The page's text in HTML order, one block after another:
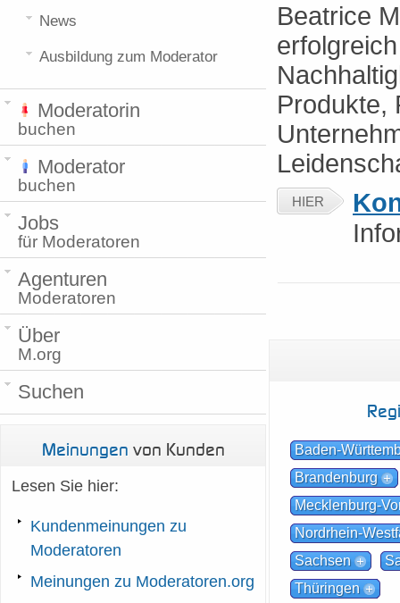
Beatrice
Produkte,
HIER
Baden-
Brandenburg
Mecklenburg-
Nordrhein-
Sachsen
Thüringen
News
Ausbildung zum Moderator
Moderatorin
buchen
Moderator
buchen
Jobs
für Moderatoren
Agenturen
Moderatoren
Über
M.org
Suchen
Meinungen von Kunden
Lesen Sie hier:
Kundenmeinungen zu
Moderatoren
Meinungen zu Moderatoren.org